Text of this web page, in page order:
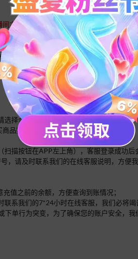
主播打赏赠送礼物
量与互动量，提升内容的曝光效果，助力
选择合适的规格分别多次下单即可；
品数量；
描按钮在APP左上角）， 客服登录成功后
，请及时联系我们的在线客服说明，方便
值之前的余额，方便查询到账情况；
系我们的7*24小时在线客服，我们必将竭
单行为突变，为了确保您的账户安全，我